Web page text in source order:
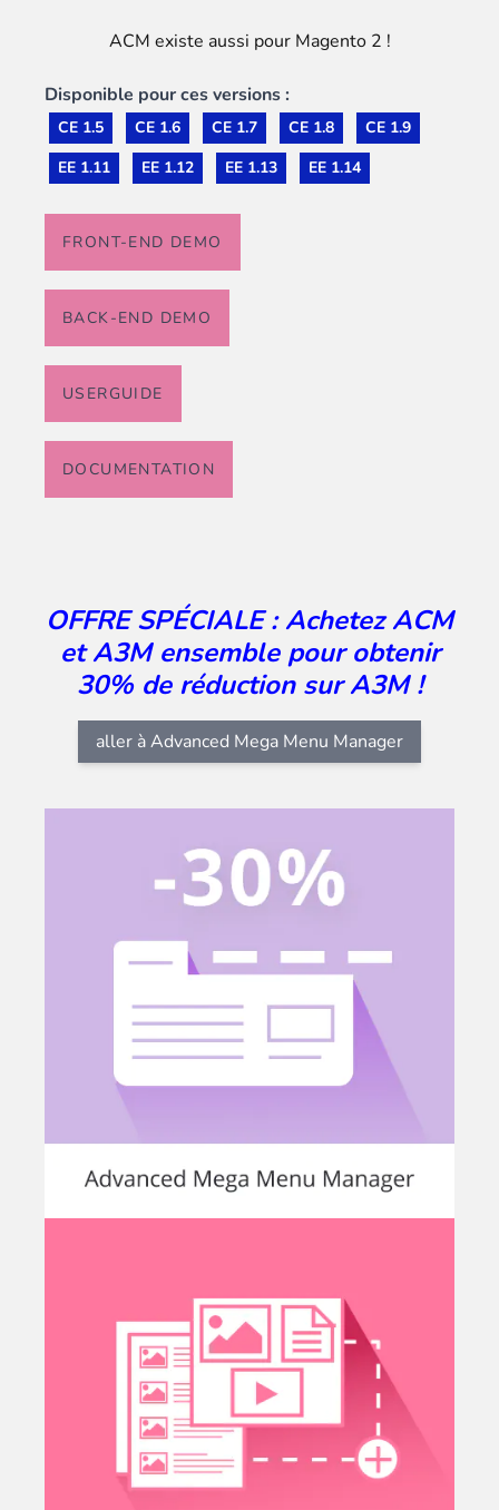
ACM existe aussi pour Magento 2 !
Disponible pour ces versions :
CE 1.5 CE 1.6 CE 1.7 CE 1.8
CE 1.9
EE 1.11
EE 1.12 EE 1.13 EE 1.14
FRONT-END DEMO
BACK-END DEMO
USERGUIDE
DOCUMENTATION
OFFRE SPÉCIALE : Achetez ACM
et A3M ensemble pour obtenir
30% de réduction sur A3M !
aller à Advanced Mega Menu Manager